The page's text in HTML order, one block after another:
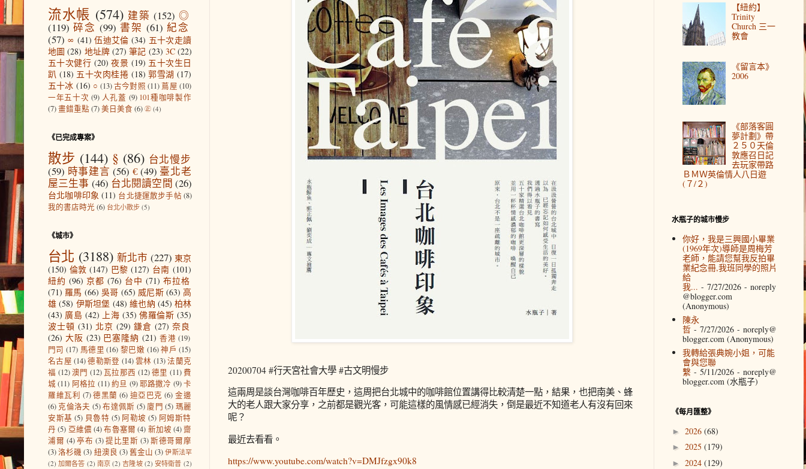
20200704 #行天宮社會大學 #古文明慢步
這兩周是談台灣咖啡百年歷史，這周把台北城中的咖啡館位置講得比較清楚一點，結果，也把南美、蜂
大的老人跟大家分享，之前都是觀光客，可能這樣的風情感已經消失，倒是最近不知道老人有沒有回來
呢？
最近去看看。
https://www.youtube.com/watch?v=DMJfzgx90k8
流水帳 (574) 建築 (152) ◎
(119) 碎念 (99) 書架 (61) 紀念
(57) ∞ (41) 伍迪艾倫 (34) 五十次走讀
地圖 (28) 地址牌 (27) 筆記 (23) 3C (22)
五十次健行 (20) 夜景 (19) 五十次生日
趴 (18) 五十次肉桂捲 (18) 郭雪湖 (17)
五十冰 (16) ○ (13)古今對照 (11) 蔦屋 (10)
一年五十次 (9) 人孔蓋 (9) 101種咖啡製作
(7)畫錯重點 (7)美日美食 (6) ㊣ (4)
《已完成專案》
散步 (144) § (86) 台北慢步
(59) 時事建言 (56) € (49) 臺北老
屋三生事 (46) 台北閱讀空間 (26)
台北咖啡印象 (11) 台北捷運散步手帖 (8)
我的書店時光 (6) 台北小散步 (5)
《城市》
台北 (3188) 新北市 (227) 東京
(150) 倫敦 (147) 巴黎 (127) 台南 (101)
紐約 (96) 京都 (76) 台中 (71) 布拉格
(71) 羅馬 (66) 吳哥 (65) 威尼斯 (63) 高
雄 (58) 伊斯坦堡 (48) 維也納 (45) 柏林
(43) 廣島 (42) 上海 (35) 佛羅倫斯 (35)
波士頓 (31) 北京 (29) 鎌倉 (27) 奈良
(26) 大阪 (23) 巴塞隆納 (21) 香港 (19)
門司 (17) 馬德里 (16) 黎巴嫩 (16) 神戶 (15)
名古屋 (14) 德勒斯登 (14)雲林 (13)法蘭克
福 (12) 澳門 (12)瓦拉那西 (12) 德里 (11) 費
城 (11) 阿格拉 (11)約旦 (9) 耶路撒冷 (9)卡
羅維瓦利 (7) 德黑蘭 (6) 迪亞巴克 (6) 金邊
(6) 克倫洛夫 (5)布達佩斯 (5) 廈門 (5) 瑪麗
安斯基 (5) 貝魯特 (5) 阿勒坡 (5) 阿姆斯特
丹 (5) 亞維儂 (4) 布魯塞爾 (4) 新加坡 (4) 齋
浦爾 (4) 亭布 (3) 提比里斯 (3) 斯德哥爾摩
(3)洛杉磯 (3) 紐澳良 (3)舊金山 (3) 伊斯法罕
(2) 加爾各答 (2) 南京 (2) 吉隆坡 (2) 安特衛普 (2)
【紐約】
Trinity
Church 三一
教會
《留言本》
2006
《部落客圓
夢計劃》帶
２５０天倫
敦應召日記
去玩家帶路
ＢＭＷ英倫情人八日遊
(７/２)
水瓶子的城市慢步
你好，我是三興國小畢業
(1969年次)導師是周梅芳
老師，能請您幫我反拍畢
業紀念冊,我班同學的照片
給
我... - 7/27/2026- noreply
@blogger.com
(Anonymous)
陳永
哲- 7/27/2026- noreply@
blogger.com (Anonymous)
我轉給張典婉小姐，可能
會與您聯
繫- 5/11/2026- noreply@
blogger.com (水瓶子)
《每月匯整》
► 2026 (68)
► 2025 (179)
► 2024 (129)